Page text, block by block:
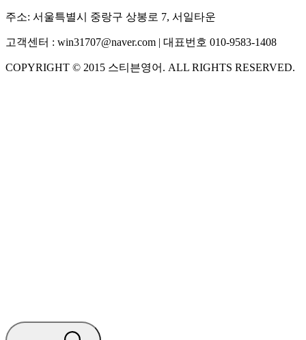
주소: 서울특별시 중랑구 상봉로 7, 서일타운
고객센터 : win31707@naver.com | 대표번호 010-9583-1408
COPYRIGHT © 2015 스티븐영어 . ALL RIGHTS RESERVED.